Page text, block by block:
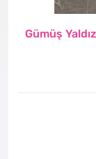
Gümüş